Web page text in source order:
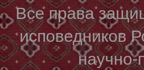
Все права
исповедников
научно-